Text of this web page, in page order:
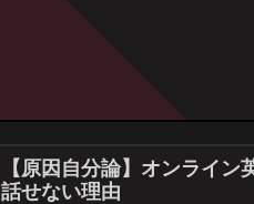
【原因自分論】オンライ
話せない理由